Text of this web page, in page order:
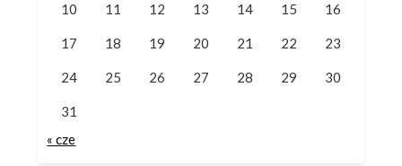
10 11 12 13 14 15 16
17 18 19 20 21 22 23
24 25 26 27 28 29 30
31
« cze